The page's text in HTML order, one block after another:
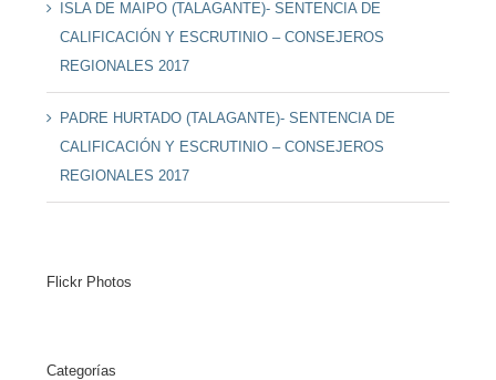
ISLA DE MAIPO (TALAGANTE)- SENTENCIA DE
CALIFICACIÓN Y ESCRUTINIO – CONSEJEROS
REGIONALES 2017
PADRE HURTADO (TALAGANTE)- SENTENCIA DE
CALIFICACIÓN Y ESCRUTINIO – CONSEJEROS
REGIONALES 2017
Flickr Photos
Categorías